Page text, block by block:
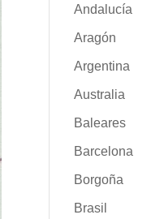
Andalucía
Aragón
Argentina
Australia
Baleares
Barcelona
Borgoña
Brasil